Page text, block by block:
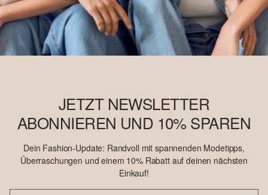
JETZT NEWSLETTER
ABONNIEREN UND 10% SPAREN
Dein Fashion-Update: Randvoll mit spannenden Modetipps,
Überraschungen und einem 10% Rabatt auf deinen nächsten
Einkauf!